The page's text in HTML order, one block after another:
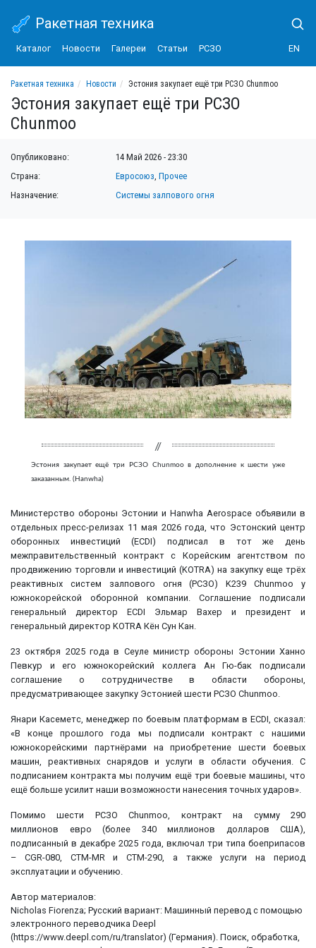
Ракетная техника
Каталог Новости Галереи Статьи РСЗО EN
Ракетная техника Новости Эстония закупает ещё три РСЗО Chunmoo
Эстония закупает ещё три РСЗО
Chunmoo
Опубликовано:
14 Май 2026 - 23:30
Страна:
Евросоюз,Прочее
Назначение:
Системы залпового огня
Эстония закупает ещё три РСЗО Chunmoo в дополнение к шести уже
заказанным. (Hanwha)
Министерство обороны Эстонии и Hanwha Aerospace объявили в
отдельных пресс-релизах 11 мая 2026 года, что Эстонский центр
оборонных инвестиций (ECDI) подписал в тот же день
межправительственный контракт с Корейским агентством по
продвижению торговли и инвестиций (KOTRA) на закупку еще трёх
реактивных систем залпового огня (РСЗО) K239 Chunmoo у
южнокорейской оборонной компании. Соглашение подписали
генеральный директор ECDI Эльмар Вахер и президент и
генеральный директор KOTRA Кён Сун Кан.
23 октября 2025 года в Сеуле министр обороны Эстонии Ханно
Певкур и его южнокорейский коллега Ан Гю-бак подписали
соглашение о сотрудничестве в области обороны,
предусматривающее закупку Эстонией шести РСЗО Chunmoo.
Янари Касеметс, менеджер по боевым платформам в ECDI, сказал:
«В конце прошлого года мы подписали контракт с нашими
южнокорейскими партнёрами на приобретение шести боевых
машин, реактивных снарядов и услуги в области обучения. С
подписанием контракта мы получим ещё три боевые машины, что
ещё больше усилит наши возможности нанесения точных ударов».
Помимо шести РСЗО Chunmoo, контракт на сумму 290
миллионов евро (более 340 миллионов долларов США),
подписанный в декабре 2025 года, включал три типа боеприпасов
– CGR-080, CTM-MR и CTM-290, а также услуги на период
эксплуатации и обучению.
Автор материалов:
Nicholas Fiorenza; Русский вариант: Машинный перевод с помощью
электронного переводчика Deepl
(https://www.deepl.com/ru/translator) (Германия). Поиск, обработка,